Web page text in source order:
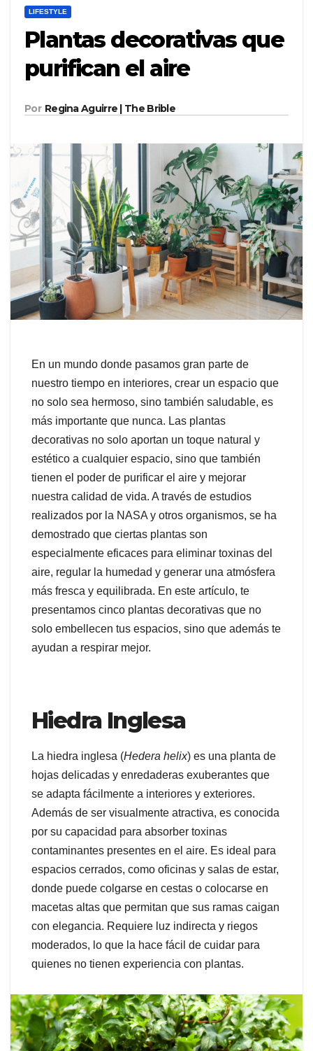
LIFESTYLE
Plantas decorativas que
purifican el aire
Por Regina Aguirre | The Brible
En un mundo donde pasamos gran parte de
nuestro tiempo en interiores, crear un espacio que
no solo sea hermoso, sino también saludable, es
más importante que nunca. Las plantas
decorativas no solo aportan un toque natural y
estético a cualquier espacio, sino que también
tienen el poder de purificar el aire y mejorar
nuestra calidad de vida. A través de estudios
realizados por la NASA y otros organismos, se ha
demostrado que ciertas plantas son
especialmente eficaces para eliminar toxinas del
aire, regular la humedad y generar una atmósfera
más fresca y equilibrada. En este artículo, te
presentamos cinco plantas decorativas que no
solo embellecen tus espacios, sino que además te
ayudan a respirar mejor.
Hiedra Inglesa
La hiedra inglesa (Hedera helix) es una planta de
hojas delicadas y enredaderas exuberantes que
se adapta fácilmente a interiores y exteriores.
Además de ser visualmente atractiva, es conocida
por su capacidad para absorber toxinas
contaminantes presentes en el aire. Es ideal para
espacios cerrados, como oficinas y salas de estar,
donde puede colgarse en cestas o colocarse en
macetas altas que permitan que sus ramas caigan
con elegancia. Requiere luz indirecta y riegos
moderados, lo que la hace fácil de cuidar para
quienes no tienen experiencia con plantas.